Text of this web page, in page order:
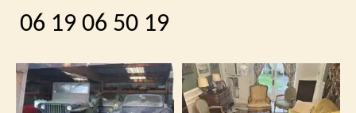
06 19 06 50 19